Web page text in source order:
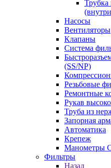
Насосы
Вентиляторы
Клапаны
Система
(SS/NP)
Резьбовые
Ремонтные
Рукав
Труба из
Запорная
Автоматика
Крепеж
Манометры
Фильтры
Назад